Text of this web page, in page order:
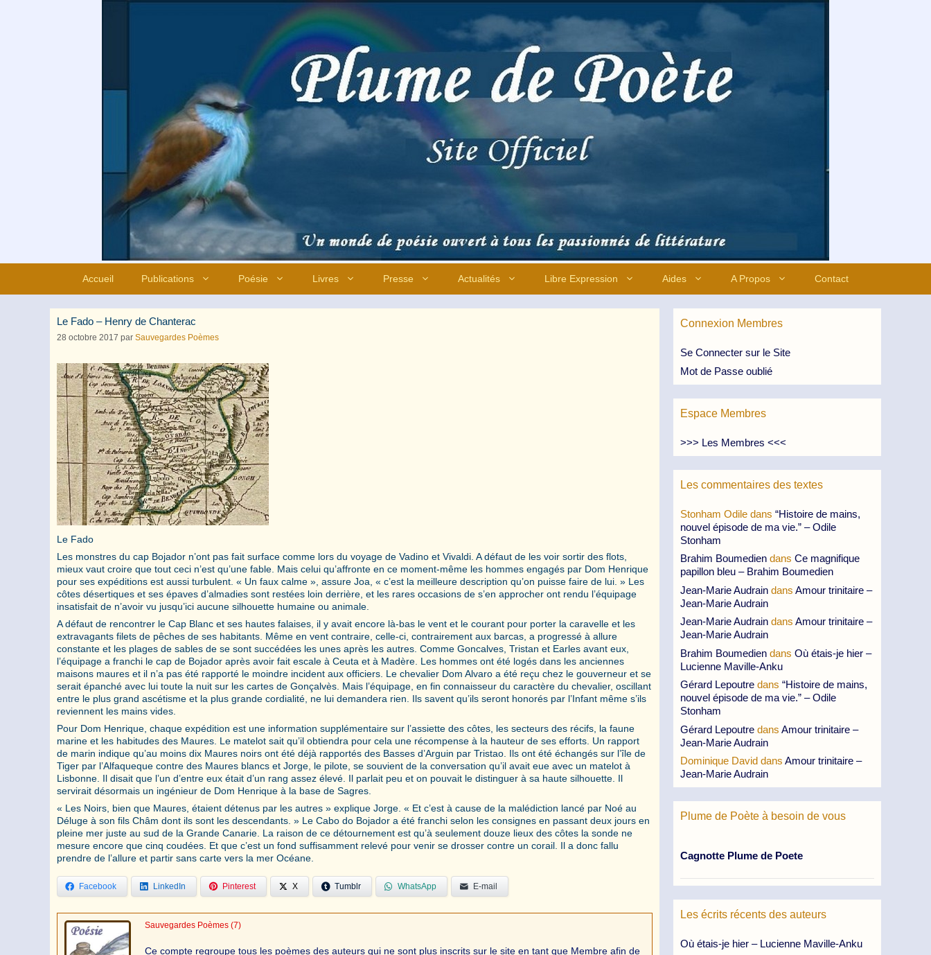
Accueil Publications Poésie Livres Presse Actualités Libre Expression Aides A Propos Contact
Le Fado – Henry de Chanterac
28 octobre 2017 par Sauvegardes Poèmes
Le Fado
Les monstres du cap Bojador n’ont pas fait surface comme lors du voyage de Vadino et Vivaldi. A défaut de les voir sortir des flots,
mieux vaut croire que tout ceci n’est qu’une fable. Mais celui qu’affronte en ce moment-même les hommes engagés par Dom Henrique
pour ses expéditions est aussi turbulent. « Un faux calme », assure Joa, « c’est la meilleure description qu’on puisse faire de lui. » Les
côtes désertiques et ses épaves d’almadies sont restées loin derrière, et les rares occasions de s’en approcher ont rendu l’équipage
insatisfait de n’avoir vu jusqu’ici aucune silhouette humaine ou animale.
A défaut de rencontrer le Cap Blanc et ses hautes falaises, il y avait encore là-bas le vent et le courant pour porter la caravelle et les
extravagants filets de pêches de ses habitants. Même en vent contraire, celle-ci, contrairement aux barcas, a progressé à allure
constante et les plages de sables de se sont succédées les unes après les autres. Comme Goncalves, Tristan et Earles avant eux,
l’équipage a franchi le cap de Bojador après avoir fait escale à Ceuta et à Madère. Les hommes ont été logés dans les anciennes
maisons maures et il n’a pas été rapporté le moindre incident aux officiers. Le chevalier Dom Alvaro a été reçu chez le gouverneur et se
serait épanché avec lui toute la nuit sur les cartes de Gonçalvès. Mais l’équipage, en fin connaisseur du caractère du chevalier, oscillant
entre le plus grand ascétisme et la plus grande cordialité, ne lui demandera rien. Ils savent qu’ils seront honorés par l’Infant même s’ils
reviennent les mains vides.
Pour Dom Henrique, chaque expédition est une information supplémentaire sur l’assiette des côtes, les secteurs des récifs, la faune
marine et les habitudes des Maures. Le matelot sait qu’il obtiendra pour cela une récompense à la hauteur de ses efforts. Un rapport
de marin indique qu’au moins dix Maures noirs ont été déjà rapportés des Basses d’Arguin par Tristao. Ils ont été échangés sur l’île de
Tiger par l’Alfaqueque contre des Maures blancs et Jorge, le pilote, se souvient de la conversation qu’il avait eue avec un matelot à
Lisbonne. Il disait que l’un d’entre eux était d’un rang assez élevé. Il parlait peu et on pouvait le distinguer à sa haute silhouette. Il
servirait désormais un ingénieur de Dom Henrique à la base de Sagres.
« Les Noirs, bien que Maures, étaient détenus par les autres » explique Jorge. « Et c’est à cause de la malédiction lancé par Noé au
Déluge à son fils Châm dont ils sont les descendants. » Le Cabo do Bojador a été franchi selon les consignes en passant deux jours en
pleine mer juste au sud de la Grande Canarie. La raison de ce détournement est qu’à seulement douze lieux des côtes la sonde ne
mesure encore que cinq coudées. Et que c’est un fond suffisamment relevé pour venir se drosser contre un corail. Il a donc fallu
prendre de l’allure et partir sans carte vers la mer Océane.
Facebook LinkedIn Pinterest X Tumblr WhatsApp E-mail
Sauvegardes Poèmes (7)
Ce compte regroupe tous les poèmes des auteurs qui ne sont plus inscrits sur le site en tant que Membre afin de
Connexion Membres
Se Connecter sur le Site
Mot de Passe oublié
Espace Membres
>>> Les Membres <<<
Les commentaires des textes
Stonham Odile dans “Histoire de mains,
nouvel épisode de ma vie.” – Odile
Stonham
Brahim Boumedien dans Ce magnifique
papillon bleu – Brahim Boumedien
Jean-Marie Audrain dans Amour trinitaire –
Jean-Marie Audrain
Jean-Marie Audrain dans Amour trinitaire –
Jean-Marie Audrain
Brahim Boumedien dans Où étais-je hier –
Lucienne Maville-Anku
Gérard Lepoutre dans “Histoire de mains,
nouvel épisode de ma vie.” – Odile
Stonham
Gérard Lepoutre dans Amour trinitaire –
Jean-Marie Audrain
Dominique David dans Amour trinitaire –
Jean-Marie Audrain
Plume de Poète à besoin de vous
Cagnotte Plume de Poete
Les écrits récents des auteurs
Où étais-je hier – Lucienne Maville-Anku